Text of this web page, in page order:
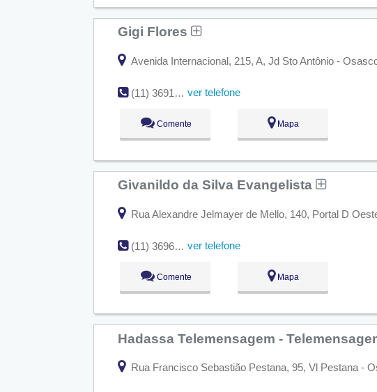
Gigi Flores
Avenida Internacional, 215, A, Jd Sto Antônio -
(11) 3691-5793 ver telefone
Comente Mapa
Givanildo da Silva Evangelista
Rua Alexandre Jelmayer de Mello, 140, Portal D
(11) 3696-2359 ver telefone
Comente Mapa
Hadassa Telemensagem -
Rua Francisco Sebastião Pestana, 95, Vl Pestana -